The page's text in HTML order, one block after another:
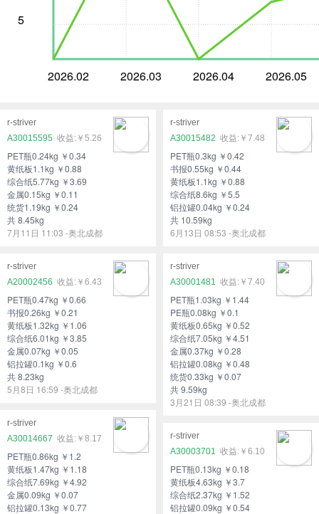
5
2026.02 2026.03 2026.04 2026.05
r-striver
A30015595
￥5.26
PET瓶0.24kg ￥0.34
黄纸板1.1kg ￥0.88
综合纸5.77kg ￥3.69
金属0.15kg ￥0.11
统货1.19kg ￥0.24
共 8.45kg
7月11日 11:03 -奥北成都
r-striver
A30015482
￥7.48
PET瓶0.3kg ￥0.42
书报0.55kg ￥0.44
黄纸板1.1kg ￥0.88
综合纸8.6kg ￥5.5
铝拉罐0.04kg ￥0.24
共 10.59kg
6月13日 08:53 -奥北成都
r-striver
A20002456
￥6.43
PET瓶0.47kg ￥0.66
书报0.26kg ￥0.21
黄纸板1.32kg ￥1.06
综合纸6.01kg ￥3.85
金属0.07kg ￥0.05
铝拉罐0.1kg ￥0.6
共 8.23kg
5月8日 16:59 -奥北成都
r-striver
A30001481
￥7.40
PET瓶1.03kg ￥1.44
PE瓶0.08kg ￥0.1
黄纸板0.65kg ￥0.52
综合纸7.05kg ￥4.51
金属0.37kg ￥0.28
铝拉罐0.08kg ￥0.48
统货0.33kg ￥0.07
共 9.59kg
3月21日 08:39 -奥北成都
r-striver
A30014667
￥8.17
PET瓶0.86kg ￥1.2
黄纸板1.47kg ￥1.18
综合纸7.69kg ￥4.92
金属0.09kg ￥0.07
铝拉罐0.13kg ￥0.77
r-striver
A30003701
￥6.10
PET瓶0.13kg ￥0.18
黄纸板4.63kg ￥3.7
综合纸2.37kg ￥1.52
铝拉罐0.09kg ￥0.54